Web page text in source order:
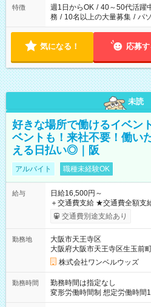
特徴 週1日からOK / 40～50代活躍
務 / 10名以上の大量募集 / パ
気になる！ 応募す
未読
好きな場所で働けるイベン
ベントも！来社不要！働い
える日払い◎｜阪
アルバイト 職種未経験OK
給与
日給16,500円～
＋交通費支給 ★交通費全額支給！ ★日払いOK！（規定あり） ┗
働いたその日に現金GET♪ お
交通費別途支給あり
勤務地
大阪市天王寺区
大阪府大阪市天王寺区生玉前
株式会社ワンベルウッズ
勤務時間
勤務時間は指定なし
変形労働時間制 想定労働時間160時間/月 【シ
00～20：00